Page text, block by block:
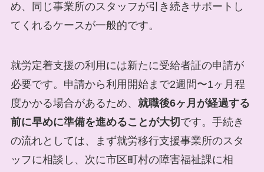
め、同じ事業所のスタッフが引き続きサポートし
てくれるケースが一般的です。
就労定着支援の利用には新たに受給者証の申請が
必要です。申請から利用開始まで2週間〜1ヶ月程
度かかる場合があるため、 就職後6ヶ月が経過する
前に早めに準備を進めることが大切 です。手続き
の流れとしては、まず就労移行支援事業所のスタ
ッフに相談し、次に市区町村の障害福祉課に相